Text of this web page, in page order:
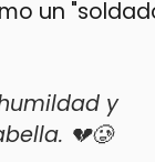
un
y
💔🥲